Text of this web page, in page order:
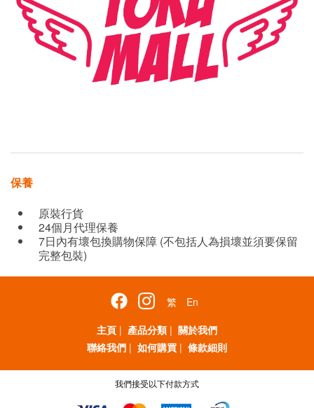
保養
原裝行貨
24個月代理保養
7日內有壞包換購物保障 (不包括人為損壞並須要保留
完整包裝)
繁
En
主頁 | 產品分類 | 關於我們
聯絡我們 | 如何購買 | 條款細則
我們接受以下付款方式